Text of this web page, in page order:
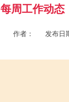
每周工作动态
作者： 发布日